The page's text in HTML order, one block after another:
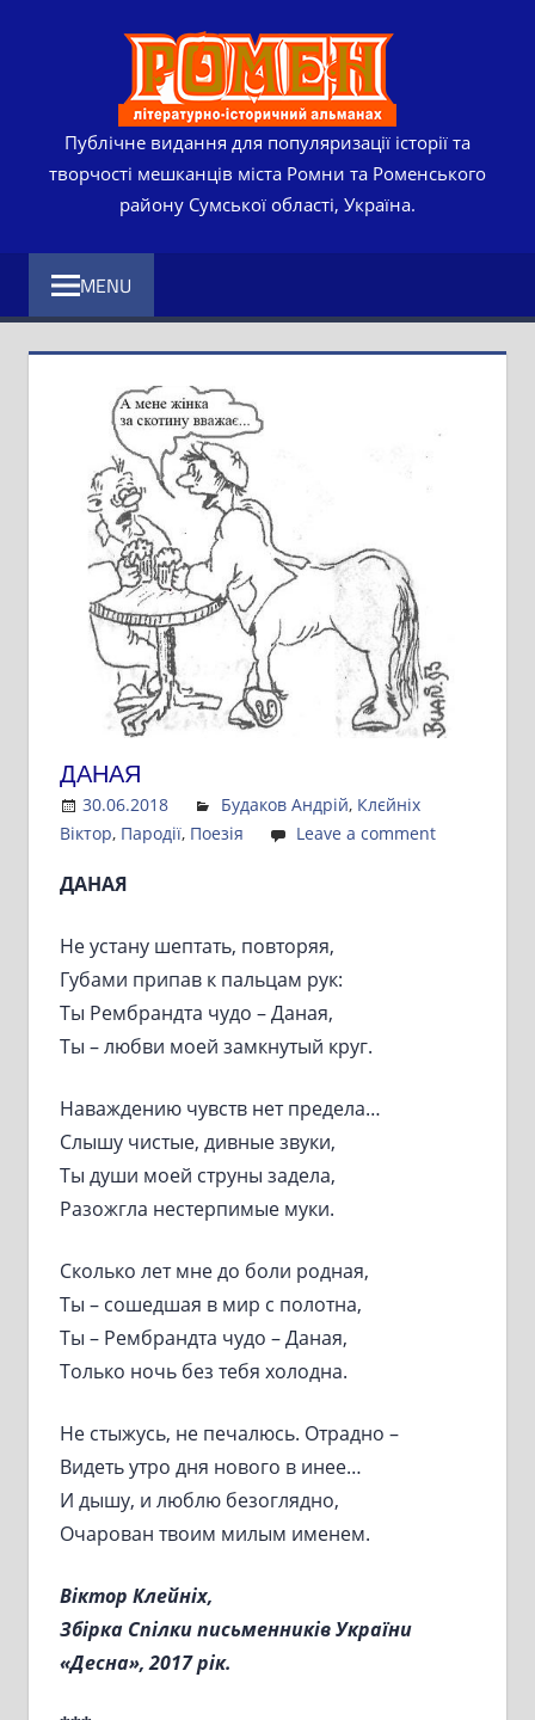
Публічне видання для популяризації історії та
творчості мешканців міста Ромни та Роменського
району Сумської області, Україна.
MENU
ДАНАЯ
30.06.2018 Admin
Будаков Андрій, Клєйніх
Віктор, Пародії, Поезія Leave a comment
ДАНАЯ
Не устану шептать, повторяя,
Губами припав к пальцам рук:
Ты Рембрандта чудо – Даная,
Ты – любви моей замкнутый круг.
Наваждению чувств нет предела…
Слышу чистые, дивные звуки,
Ты души моей струны задела,
Разожгла нестерпимые муки.
Сколько лет мне до боли родная,
Ты – сошедшая в мир с полотна,
Ты – Рембрандта чудо – Даная,
Только ночь без тебя холодна.
Не стыжусь, не печалюсь. Отрадно –
Видеть утро дня нового в инее…
И дышу, и люблю безоглядно,
Очарован твоим милым именем.
Віктор Клейніх,
Збірка Спілки письменників України
«Десна», 2017 рік.